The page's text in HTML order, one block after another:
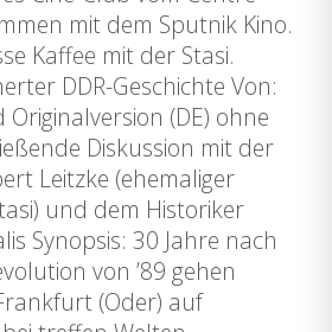
mit dem Sputnik Kino.
Kaffee mit der Stasi.
DDR-Geschichte Von:
(DE) ohne
Diskussion mit der
Leitzke (ehemaliger
und dem Historiker
Synopsis: 30 Jahre nach
von ’89 gehen
(Oder) auf